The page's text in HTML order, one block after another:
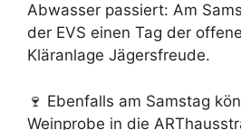
Abwasser passiert: Am
der EVS einen Tag der
Kläranlage Jägersfreude.
🍷 Ebenfalls am Samstag
Weinprobe in die